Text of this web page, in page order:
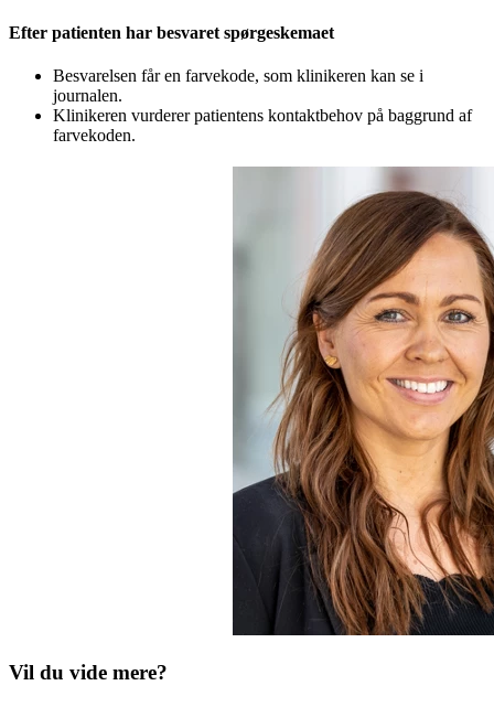
Efter patienten har besvaret spørgeskemaet
Besvarelsen får en farvekode, som klinikeren kan se i
journalen.
Klinikeren vurderer patientens kontaktbehov på baggrund af
farvekoden.
Vil du vide mere?